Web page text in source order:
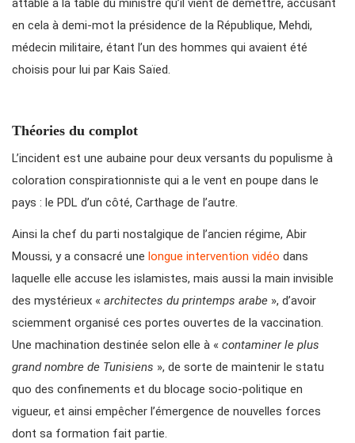
attablé à la table du ministre qu’il vient de démettre, accusant
en cela à demi-mot la présidence de la République, Mehdi,
médecin militaire, étant l’un des hommes qui avaient été
choisis pour lui par Kais Saïed.
Théories du complot
L’incident est une aubaine pour deux versants du populisme à
coloration conspirationniste qui a le vent en poupe dans le
pays : le PDL d’un côté, Carthage de l’autre.
Ainsi la chef du parti nostalgique de l’ancien régime, Abir
Moussi, y a consacré une longue intervention vidéo dans
laquelle elle accuse les islamistes, mais aussi la main invisible
des mystérieux « architectes du printemps arabe », d’avoir
sciemment organisé ces portes ouvertes de la vaccination.
Une machination destinée selon elle à « contaminer le plus
grand nombre de Tunisiens », de sorte de maintenir le statu
quo des confinements et du blocage socio-politique en
vigueur, et ainsi empêcher l’émergence de nouvelles forces
dont sa formation fait partie.